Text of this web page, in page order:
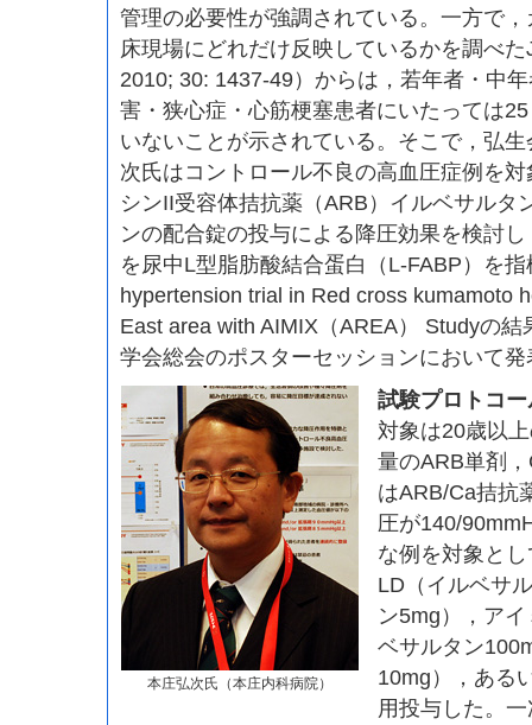
管理の必要性が強調されている。一方で
床現場にどれだけ反映しているかを調べ
2010; 30: 1437-49）からは，若年者・中
害・狭心症・心筋梗塞患者にいたっては
いないことが示されている。そこで，弘
次氏はコントロール不良の高血圧症例を
シンII受容体拮抗薬（ARB）イルベサルタ
ンの配合錠の投与による降圧効果を検討
を尿中L型脂肪酸結合蛋白（L-FABP）を
hypertension trial in Red cross kumamoto
East area with AIMIX（AREA） Studyの
学会総会のポスターセッションにおいて発
本庄弘次氏（本庄内科病院）
試験プロトコー
対象は20歳以
量のARB単剤
はARB/Ca拮抗
圧が140/
な例を対象と
LD（イルベサ
ン5mg），ア
ベサルタン
10mg），ある
用投与した。